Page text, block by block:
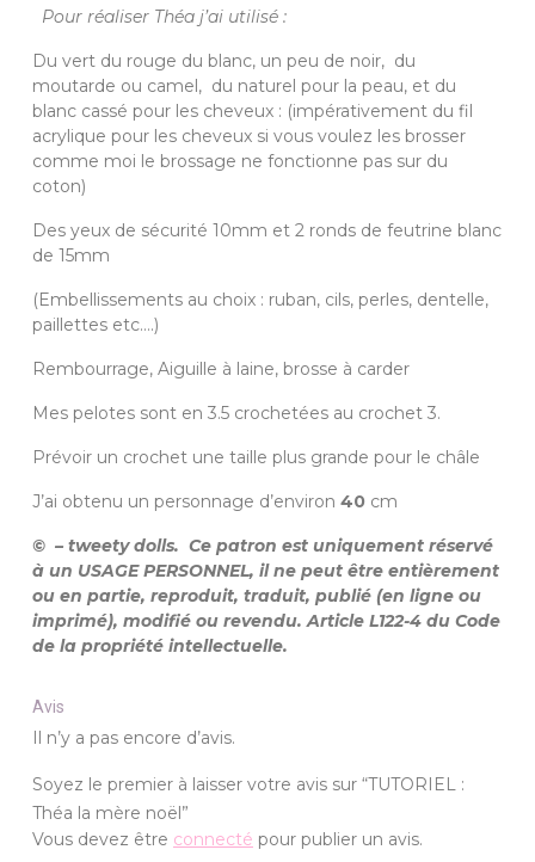
Pour réaliser Théa j’ai utilisé :
Du vert du rouge du blanc, un peu de noir, du
moutarde ou camel, du naturel pour la peau, et du
blanc cassé pour les cheveux : (impérativement du fil
acrylique pour les cheveux si vous voulez les brosser
comme moi le brossage ne fonctionne pas sur du
coton)
Des yeux de sécurité 10mm et 2 ronds de feutrine blanc
de 15mm
(Embellissements au choix : ruban, cils, perles, dentelle,
paillettes etc….)
Rembourrage, Aiguille à laine, brosse à carder
Mes pelotes sont en 3.5 crochetées au crochet 3.
Prévoir un crochet une taille plus grande pour le châle
J’ai obtenu un personnage d’environ 40 cm
© – tweety dolls. Ce patron est uniquement réservé
à un USAGE PERSONNEL, il ne peut être entièrement
ou en partie, reproduit, traduit, publié (en ligne ou
imprimé), modifié ou revendu. Article L122-4 du Code
de la propriété intellectuelle.
Avis
Il n’y a pas encore d’avis.
Soyez le premier à laisser votre avis sur “TUTORIEL :
Théa la mère noël”
Vous devez être connecté pour publier un avis.